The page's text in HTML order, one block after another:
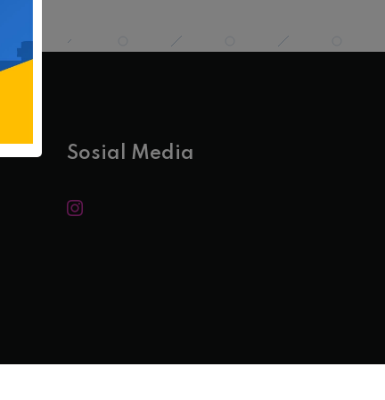
Sosial Media